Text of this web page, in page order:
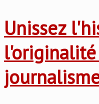
Unissez